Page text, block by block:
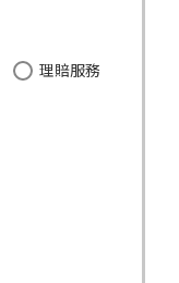
理賠服務